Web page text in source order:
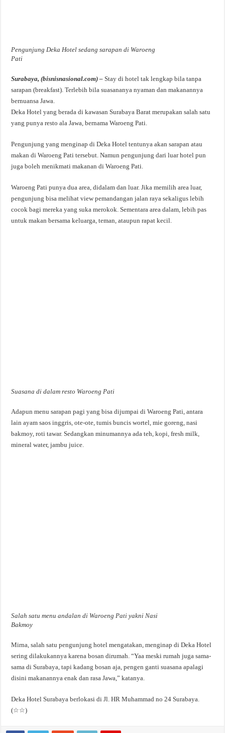
Pengunjung Deka Hotel sedang sarapan di Waroeng
Pati
Surabaya, (bisnisnasional.com) – Stay di hotel tak lengkap bila tanpa
sarapan (breakfast). Terlebih bila suasananya nyaman dan makanannya
bernuansa Jawa.
Deka Hotel yang berada di kawasan Surabaya Barat merupakan salah satu
yang punya resto ala Jawa, bernama Waroeng Pati.
Pengunjung yang menginap di Deka Hotel tentunya akan sarapan atau
makan di Waroeng Pati tersebut. Namun pengunjung dari luar hotel pun
juga boleh menikmati makanan di Waroeng Pati.
Waroeng Pati punya dua area, didalam dan luar. Jika memilih area luar,
pengunjung bisa melihat view pemandangan jalan raya sekaligus lebih
cocok bagi mereka yang suka merokok. Sementara area dalam, lebih pas
untuk makan bersama keluarga, teman, ataupun rapat kecil.
Suasana di dalam resto Waroeng Pati
Adapun menu sarapan pagi yang bisa dijumpai di Waroeng Pati, antara
lain ayam saos inggris, ote-ote, tumis buncis wortel, mie goreng, nasi
bakmoy, roti tawar. Sedangkan minumannya ada teh, kopi, fresh milk,
mineral water, jambu juice.
Salah satu menu andalan di Waroeng Pati yakni Nasi
Bakmoy
Mirna, salah satu pengunjung hotel mengatakan, menginap di Deka Hotel
sering dilakukannya karena bosan dirumah. “Yaa meski rumah juga sama-
sama di Surabaya, tapi kadang bosan aja, pengen ganti suasana apalagi
disini makanannya enak dan rasa Jawa,” katanya.
Deka Hotel Surabaya berlokasi di Jl. HR Muhammad no 24 Surabaya.
(☆☆)